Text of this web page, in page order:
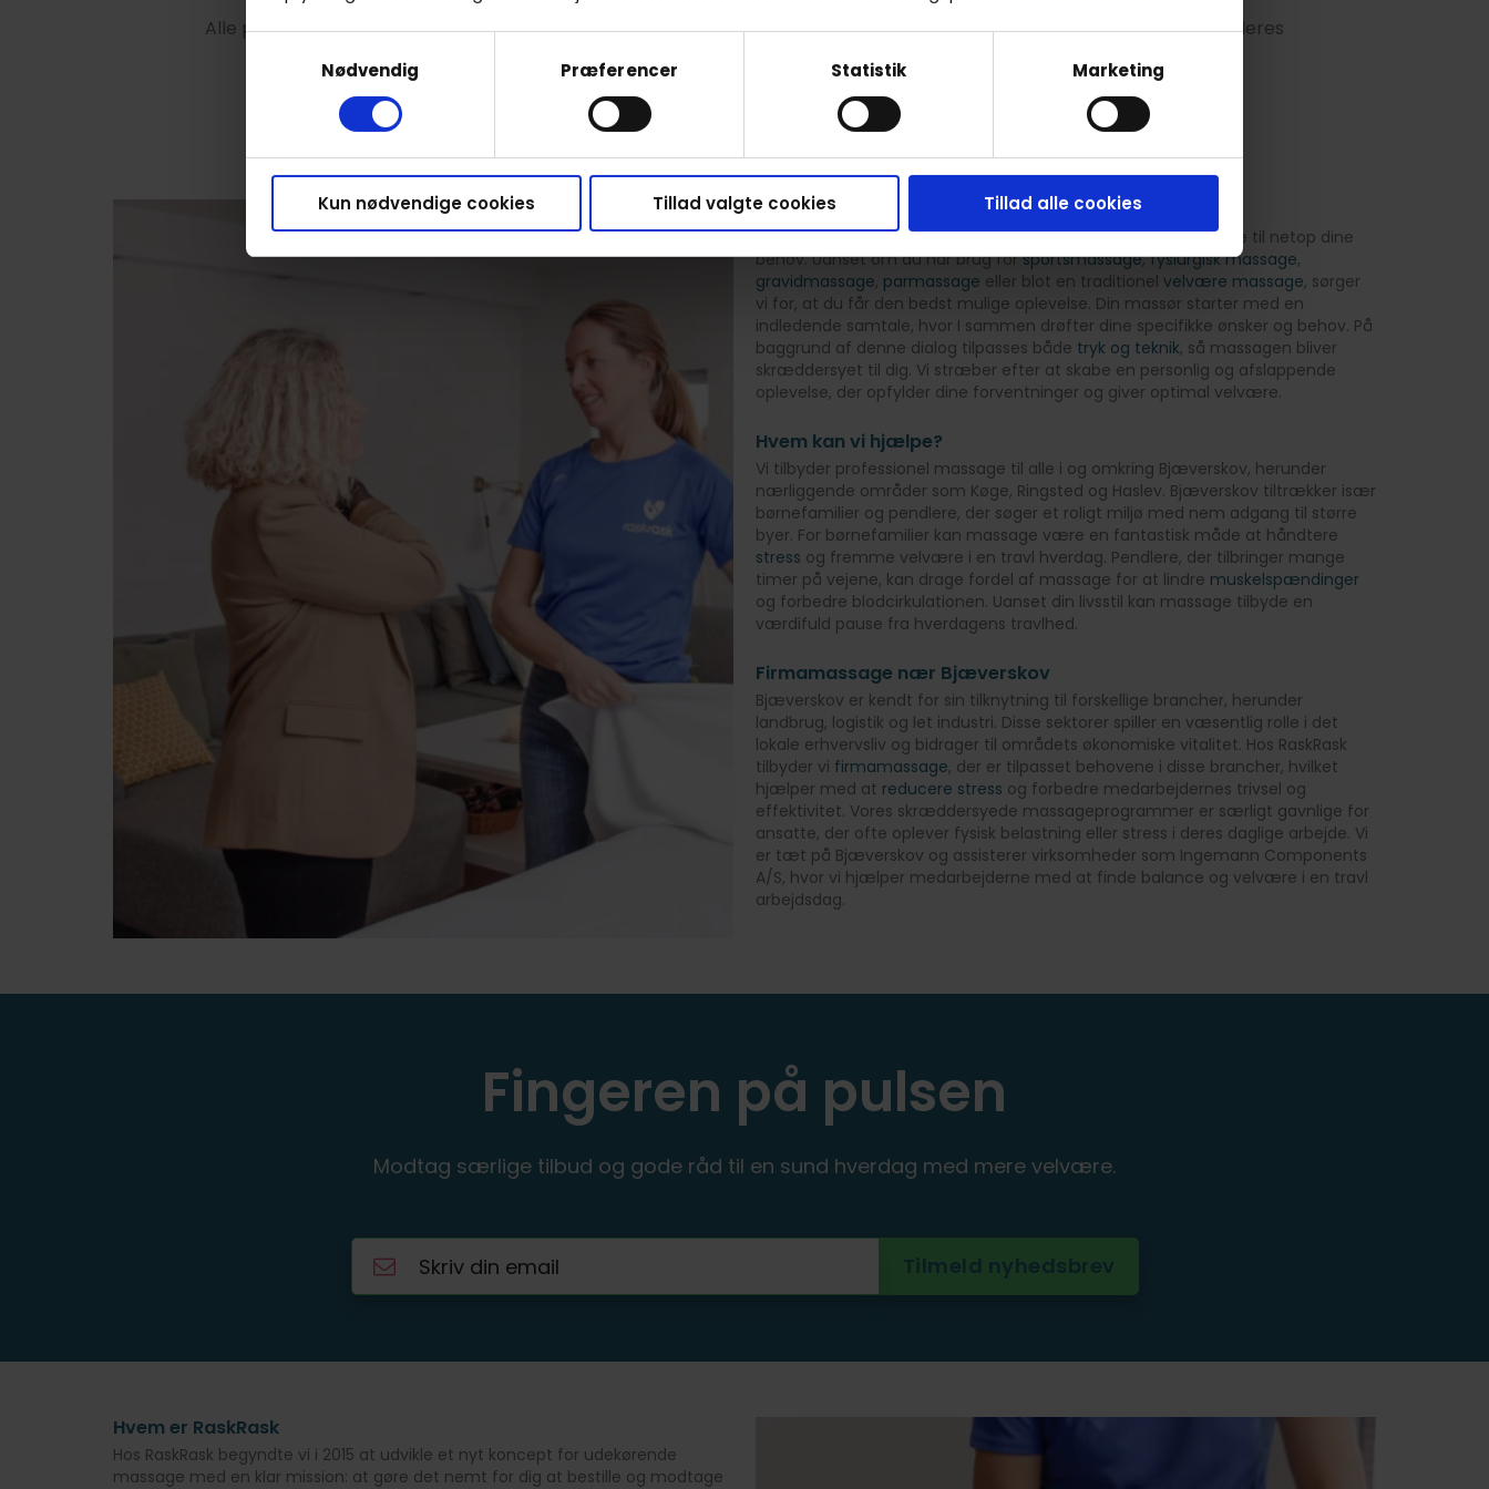
Nødvendig
Præferencer Statistik Marketing
Kun nødvendige cookies Tillad valgte cookies Tillad alle cookies
Alle priser starter fra 45 minutter og er inklusiv transport, forsikring og godt humør. Tryk på behandleren for at se alle deres
RaskRask tilbyder
Hos RaskRask lægger vi stor vægt på at tilpasse vores massage til netop dine
behov. Uanset om du har brug forsportsmassage,fysiurgisk massage,
gravidmassage, parmassage eller blot en traditionel velvære massage, sørger
vi for, at du får den bedst mulige oplevelse. Din massør starter med en
indledende samtale, hvor I sammen drøfter dine specifikke ønsker og behov. På
baggrund af denne dialog tilpasses både tryk og teknik, så massagen bliver
skræddersyet til dig. Vi stræber efter at skabe en personlig og afslappende
oplevelse, der opfylder dine forventninger og giver optimal velvære.
Hvem kan vi hjælpe?
Vi tilbyder professionel massage til alle i og omkring Bjæverskov, herunder
nærliggende områder som Køge, Ringsted og Haslev. Bjæverskov tiltrækker især
børnefamilier og pendlere, der søger et roligt miljø med nem adgang til større
byer. For børnefamilier kan massage være en fantastisk måde at håndtere
stress og fremme velvære i en travl hverdag. Pendlere, der tilbringer mange
timer på vejene, kan drage fordel af massage for at lindre muskelspændinger
og forbedre blodcirkulationen. Uanset din livsstil kan massage tilbyde en
værdifuld pause fra hverdagens travlhed.
Firmamassage nær Bjæverskov
Bjæverskov er kendt for sin tilknytning til forskellige brancher, herunder
landbrug, logistik og let industri. Disse sektorer spiller en væsentlig rolle i det
lokale erhvervsliv og bidrager til områdets økonomiske vitalitet. Hos RaskRask
tilbyder vi firmamassage, der er tilpasset behovene i disse brancher, hvilket
hjælper med at reducere stress og forbedre medarbejdernes trivsel og
effektivitet. Vores skræddersyede massageprogrammer er særligt gavnlige for
ansatte, der ofte oplever fysisk belastning eller stress i deres daglige arbejde. Vi
er tæt på Bjæverskov og assisterer virksomheder som Ingemann Components
A/S, hvor vi hjælper medarbejderne med at finde balance og velvære i en travl
arbejdsdag.
Fingeren på pulsen
Modtag særlige tilbud og gode råd til en sund hverdag med mere velvære.
Hvem er RaskRask
Hos RaskRask begyndte vi i 2015 at udvikle et nyt koncept for udekørende
massage med en klar mission: at gøre det nemt for dig at bestille og modtage